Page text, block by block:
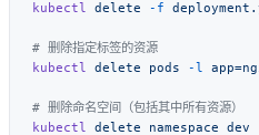
kubectl delete -f
kubectl delete pods -l
kubectl delete namespace